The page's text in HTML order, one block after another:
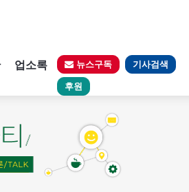
업소록 뉴스구독 기사검색
후원